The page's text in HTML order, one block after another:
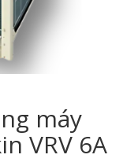
máy
VRV 6A